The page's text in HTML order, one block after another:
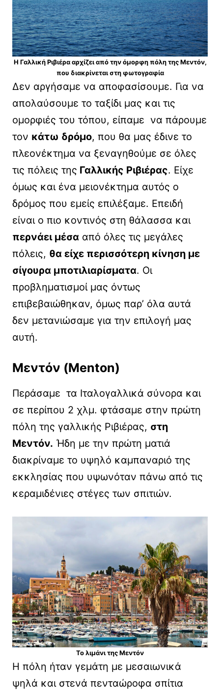
Η Γαλλική Ριβιέρα αρχίζει από την όμορφη πόλη της Μεντόν,
που διακρίνεται στη φωτογραφία
Δεν αργήσαμε να αποφασίσουμε. Για να
απολαύσουμε το ταξίδι μας και τις
ομορφιές του τόπου, είπαμε να πάρουμε
τον κάτω δρόμο, που θα μας έδινε το
πλεονέκτημα να ξεναγηθούμε σε όλες
τις πόλεις της Γαλλικής Ριβιέρας. Είχε
όμως και ένα μειονέκτημα αυτός ο
δρόμος που εμείς επιλέξαμε. Επειδή
είναι ο πιο κοντινός στη θάλασσα και
περνάει μέσα από όλες τις μεγάλες
πόλεις, θα είχε περισσότερη κίνηση με
σίγουρα μποτιλιαρίσματα. Οι
προβληματισμοί μας όντως
επιβεβαιώθηκαν, όμως παρ’ όλα αυτά
δεν μετανιώσαμε για την επιλογή μας
αυτή.
Μεντόν (Menton)
Περάσαμε τα Ιταλογαλλικά σύνορα και
σε περίπου 2 χλμ. φτάσαμε στην πρώτη
πόλη της γαλλικής Ριβιέρας, στη
Μεντόν. Ήδη με την πρώτη ματιά
διακρίναμε το υψηλό καμπαναριό της
εκκλησίας που υψωνόταν πάνω από τις
κεραμιδένιες στέγες των σπιτιών.
Το λιμάνι της Μεντόν
Η πόλη ήταν γεμάτη με μεσαιωνικά
ψηλά και στενά πενταώροφα σπίτια